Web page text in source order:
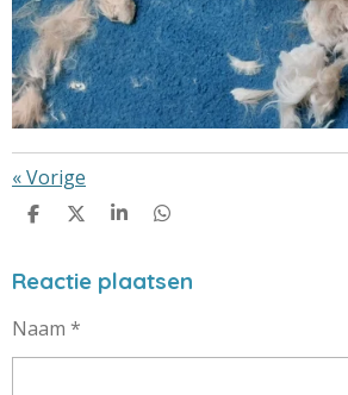
«Vorige
D
E
N
D
L
S
R
E
D
E
N
Reactie plaatsen
Naam *